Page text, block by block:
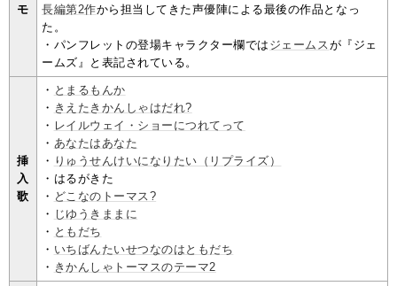
モ
長編第2作から担当してきた声優陣による最後の作品となっ
た。
・パンフレットの登場キャラクター欄では ジェームス が『ジェ
ームズ』と表記されている。
挿
入
歌
・ とまるもんか
・ きえたきかんしゃはだれ?
・ レイルウェイ・ショーにつれてって
・ あなたはあなた
・ りゅうせんけいになりたい（リプライズ）
・はるがきた
・ どこなのトーマス?
・ じゆうきままに
・ ともだち
・ いちばんたいせつなのはともだち
・ きかんしゃトーマスのテーマ2